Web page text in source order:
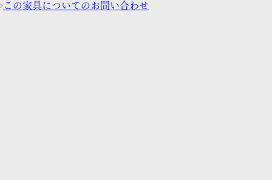
この家具についてのお問い合わせ